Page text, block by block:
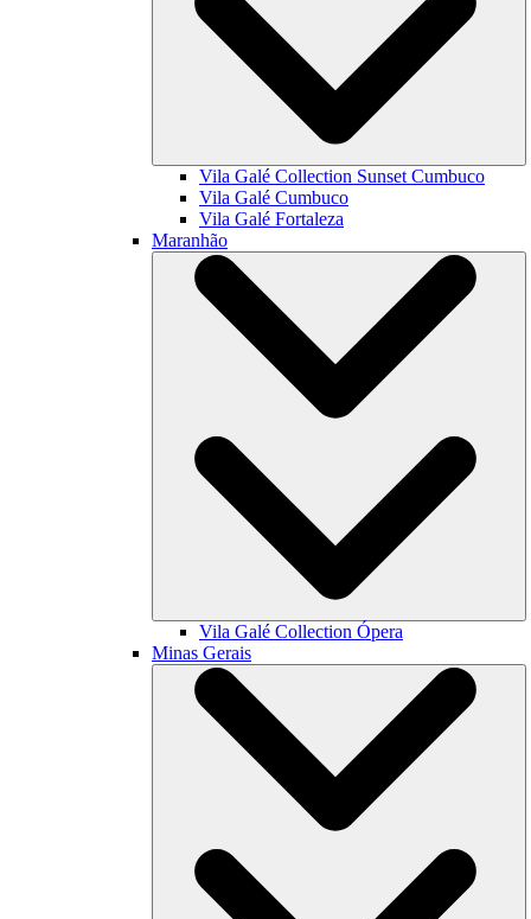
Vila Galé Collection Sunset Cumbuco
Vila Galé Cumbuco
Vila Galé Fortaleza
Maranhão
Vila Galé Collection Ópera
Minas Gerais